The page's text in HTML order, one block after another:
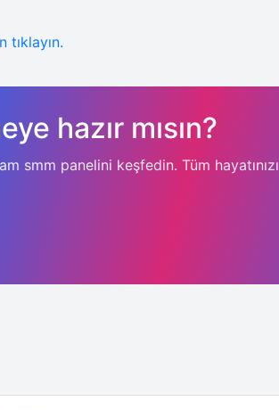
hazır mısın?
smm panelini keşfedin. Tüm hayatınızı